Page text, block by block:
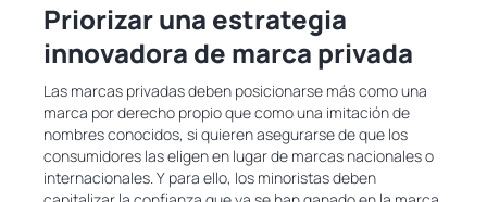
Priorizar una estrategia
innovadora de marca privada
Las marcas privadas deben posicionarse más como una
marca por derecho propio que como una imitación de
nombres conocidos, si quieren asegurarse de que los
consumidores las eligen en lugar de marcas nacionales o
internacionales. Y para ello, los minoristas deben